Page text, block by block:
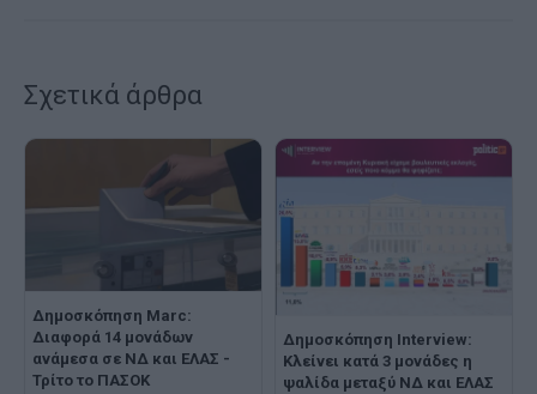
Σχετικά άρθρα
Δημοσκόπηση Marc:
Διαφορά 14 μονάδων
ανάμεσα σε ΝΔ και ΕΛΑΣ -
Τρίτο το ΠΑΣΟΚ
Δημοσκόπηση Interview:
Κλείνει κατά 3 μονάδες η
ψαλίδα μεταξύ ΝΔ και ΕΛΑΣ